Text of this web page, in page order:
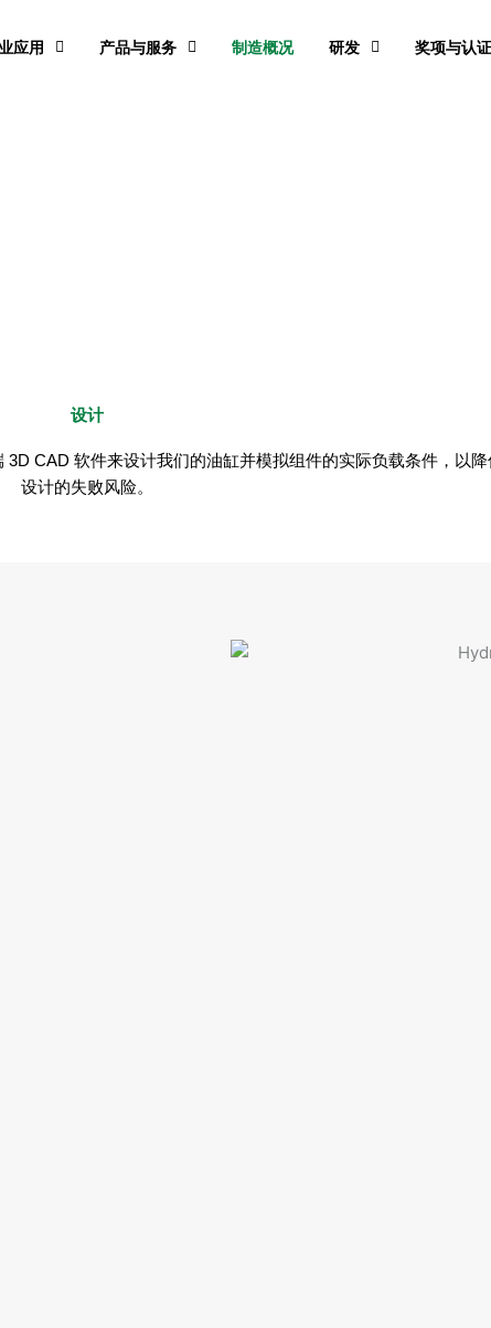
应用 产品与服务 制造概况 研发 奖项与认证
设计
CAD 软件来设计我们的油缸并模拟组件的实际负载条件，以降
设计的失败风险。